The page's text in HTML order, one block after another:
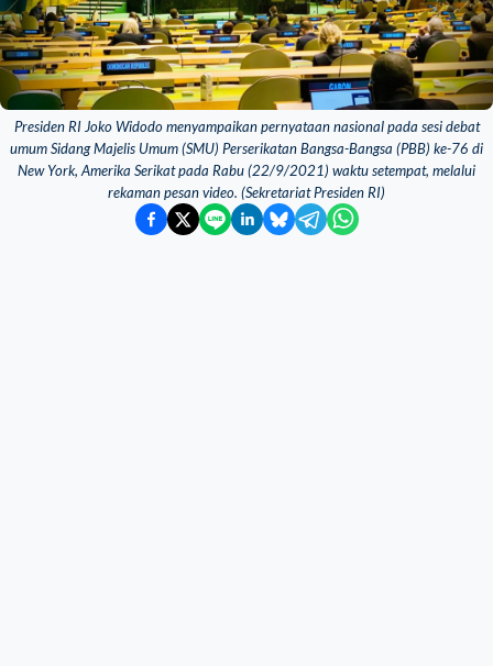
Presiden RI Joko Widodo menyampaikan pernyataan nasional pada sesi debat
umum Sidang Majelis Umum (SMU) Perserikatan Bangsa-Bangsa (PBB) ke-76 di
New York, Amerika Serikat pada Rabu (22/9/2021) waktu setempat, melalui
rekaman pesan video. (Sekretariat Presiden RI)